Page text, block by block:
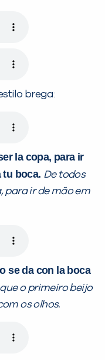
brega:
la copa, para ir
tu boca. De todos
para ir de mão em
se da con la boca
o primeiro beijo
os olhos.